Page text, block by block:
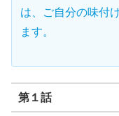
は、ご自分の味付
ます。
第１話